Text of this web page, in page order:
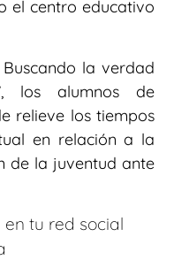
el centro educativo
la verdad
los alumnos de
relieve los tiempos
en relación a la
de la juventud ante
tu red social